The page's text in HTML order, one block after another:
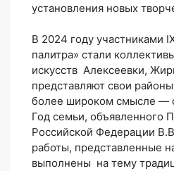
установления новых
В 2024 году участниками
палитра» стали
искусств Алексеевки,
представляют свои
более широком смысле —
Год семьи, объявленного
Российской Федерации
работы, представленные
выполнены на тему